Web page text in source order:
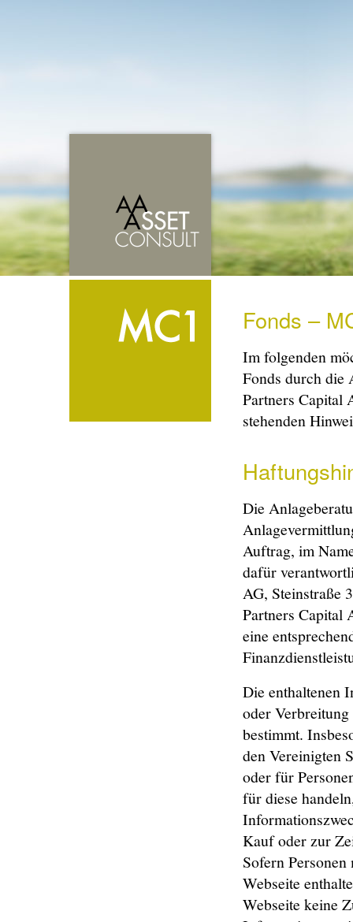
Fonds –
Im folgenden
Fonds durch die
Partners Capital
stehenden
Die
Auftrag, im
dafür
AG, Steinstraße
Partners Capital
eine
Die enthaltenen
oder Verbreitung
bestimmt.
den Vereinigten
oder für
für diese
Kauf oder zur
Sofern
Webseite
Webseite keine